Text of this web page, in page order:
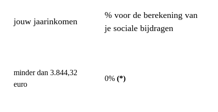
jouw jaarinkomen
% voor de berekening van
je sociale bijdragen
minder dan 3.844,32
euro
0% (*)